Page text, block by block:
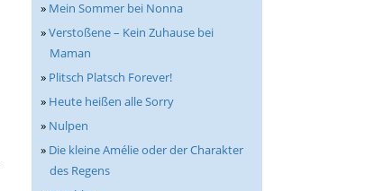
» Mein Sommer bei Nonna
»Verstoßene – Kein Zuhause bei
Maman
» Plitsch Platsch Forever!
» Heute heißen alle Sorry
» Nulpen
» Die kleine Amélie oder der Charakter
des Regens